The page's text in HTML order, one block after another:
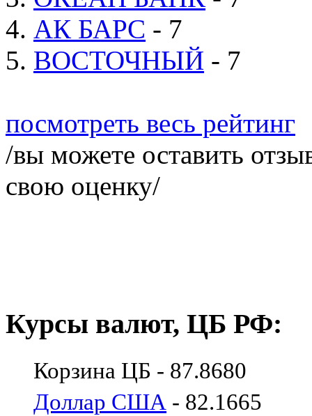
4. АК БАРС - 7
5. ВОСТОЧНЫЙ - 7
посмотреть весь рейтинг
/вы можете оставить
свою оценку/
Курсы валют, ЦБ РФ:
Корзина ЦБ - 87.8680
Доллар США - 82.1665